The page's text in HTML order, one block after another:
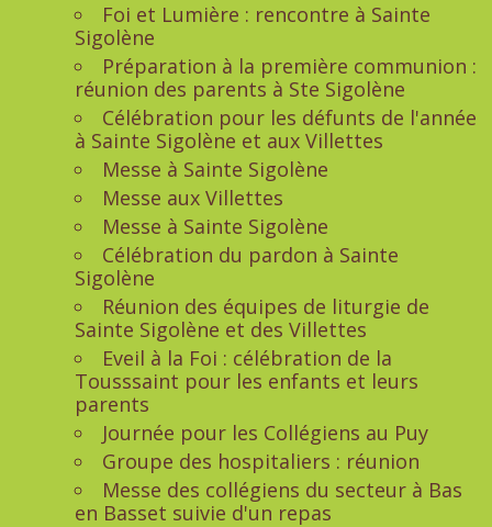
Foi et Lumière : rencontre à Sainte
Sigolène
Préparation à la première communion :
réunion des parents à Ste Sigolène
Célébration pour les défunts de l'année
à Sainte Sigolène et aux Villettes
Messe à Sainte Sigolène
Messe aux Villettes
Messe à Sainte Sigolène
Célébration du pardon à Sainte
Sigolène
Réunion des équipes de liturgie de
Sainte Sigolène et des Villettes
Eveil à la Foi : célébration de la
Tousssaint pour les enfants et leurs
parents
Journée pour les Collégiens au Puy
Groupe des hospitaliers : réunion
Messe des collégiens du secteur à Bas
en Basset suivie d'un repas